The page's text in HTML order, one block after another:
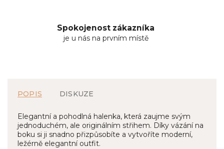
Spokojenost zákazníka
je u nás na prvním místě
POPIS DISKUZE
Elegantní a pohodlná halenka, která zaujme svým
jednoduchém, ale originálním střihem. Díky vázání na
boku si ji snadno přizpůsobíte a vytvoříte moderní,
ležérně elegantní outfit.